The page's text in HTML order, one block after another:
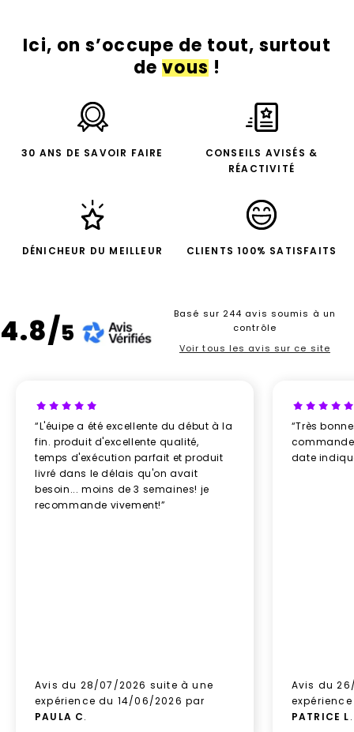
Ici, on s’occupe de tout, surtout
devous!
30 ANS DE SAVOIR FAIRE
CONSEILS AVISÉS &
RÉACTIVITÉ
DÉNICHEUR DU MEILLEUR CLIENTS 100% SATISFAITS
4.8/5
Basé sur 244 avis soumis à un
contrôle
Voir tous les avis sur ce site
“L'éuipe a été excellente du début à la
fin. produit d'excellente qualité,
temps d'exécution parfait et produit
livré dans le délais qu'on avait
besoin... moins de 3 semaines! je
recommande vivement!”
Avis du 28/07/2026 suite à une
expérience du 14/06/2026 par
PAULA C.
“Très
date
Avis du
PATRICE L.